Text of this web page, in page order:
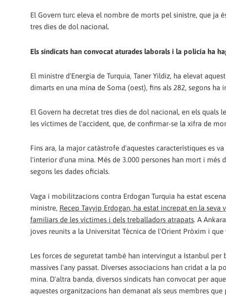
El Govern turc eleva el nombre de morts pel sinistre, que ja
tres dies de dol nacional.
Els sindicats han convocat aturades laborals i la policia ha
El ministre d'Energia de Turquia, Taner Yildiz, ha elevat
dimarts en una mina de Soma (oest), fins als 282, segons
El Govern ha decretat tres dies de dol nacional, en els
les víctimes de l'accident, que, de confirmar-se la xifra de
Fins ara, la major catàstrofe d'aquestes característiques es
l'interior d'una mina. Més de 3.000 persones han mort i més
segons les dades oficials.
Vaga i mobilitzacions contra Erdogan Turquia ha estat
ministre, Recep Tayyip Erdogan, ha estat increpat en la
familiars de les víctimes i dels treballadors atrapats. A
joves reunits a la Universitat Tècnica de l'Orient Pròxim i
Les forces de seguretat també han intervingut a Istanbul
massives l'any passat. Diverses associacions han cridat a la
mina. D'altra banda, diversos sindicats han convocat per
aquestes organitzacions han demanat als seus membres